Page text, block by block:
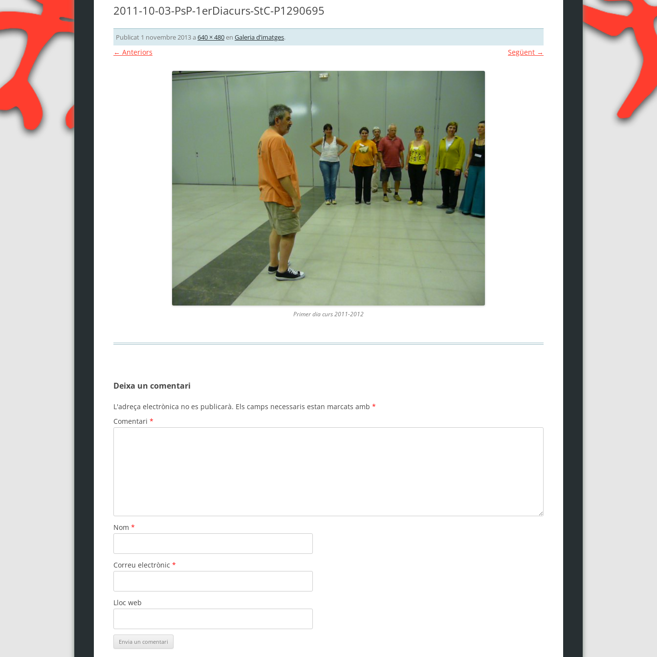
2011-10-03-PsP-1erDiacurs-StC-P1290695
Publicat 1 novembre 2013a 640 × 480en Galeria d’imatges.
← Anteriors Següent →
Primer dia curs 2011-2012
Deixa un comentari
L'adreça electrònica no es publicarà. Els camps necessaris estan marcats amb *
Comentari *
Nom *
Correu electrònic *
Lloc web